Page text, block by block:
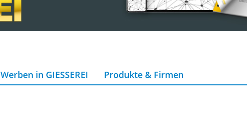
Werben in GIESSEREI Produkte & Firmen